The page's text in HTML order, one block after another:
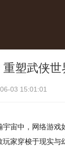
塑武侠
03 15:01:01
宇宙中，网络游戏
家穿梭于现实与